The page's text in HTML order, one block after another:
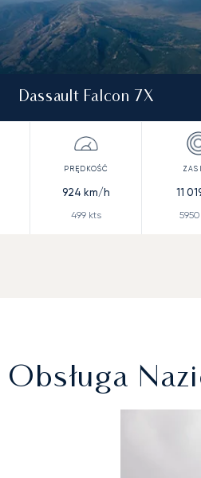
Dassault Falcon 7X
924 km/h
499kts
11
5950
Obsługa